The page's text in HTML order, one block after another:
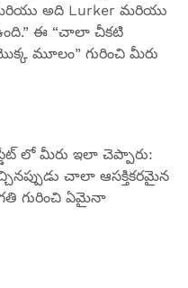
అది Lurker మరియు
ఈ “చాలా చీకటి
మూలం” గురించి మీరు
లో మీరు ఇలా చెప్పారు:
చాలా ఆసక్తికరమైన
గురించి ఏమైనా